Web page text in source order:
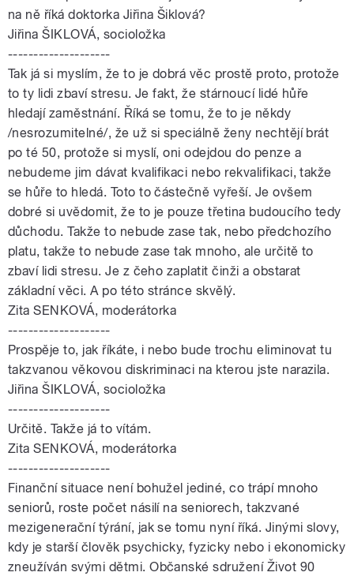
na ně říká doktorka Jiřina Šiklová?
Jiřina ŠIKLOVÁ, socioložka
--------------------
Tak já si myslím, že to je dobrá věc prostě proto, protože
to ty lidi zbaví stresu. Je fakt, že stárnoucí lidé hůře
hledají zaměstnání. Říká se tomu, že to je někdy
/nesrozumitelné/, že už si speciálně ženy nechtějí brát
po té 50, protože si myslí, oni odejdou do penze a
nebudeme jim dávat kvalifikaci nebo rekvalifikaci, takže
se hůře to hledá. Toto to částečně vyřeší. Je ovšem
dobré si uvědomit, že to je pouze třetina budoucího tedy
důchodu. Takže to nebude zase tak, nebo předchozího
platu, takže to nebude zase tak mnoho, ale určitě to
zbaví lidi stresu. Je z čeho zaplatit činži a obstarat
základní věci. A po této stránce skvělý.
Zita SENKOVÁ, moderátorka
--------------------
Prospěje to, jak říkáte, i nebo bude trochu eliminovat tu
takzvanou věkovou diskriminaci na kterou jste narazila.
Jiřina ŠIKLOVÁ, socioložka
--------------------
Určitě. Takže já to vítám.
Zita SENKOVÁ, moderátorka
--------------------
Finanční situace není bohužel jediné, co trápí mnoho
seniorů, roste počet násilí na seniorech, takzvané
mezigenerační týrání, jak se tomu nyní říká. Jinými slovy,
kdy je starší člověk psychicky, fyzicky nebo i ekonomicky
zneužíván svými dětmi. Občanské sdružení Život 90